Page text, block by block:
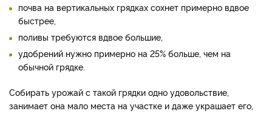
почва на вертикальных грядках сохнет примерно вдвое
быстрее,
поливы требуются вдвое большие,
удобрений нужно примерно на 25% больше, чем на
обычной грядке.
Собирать урожай с такой грядки одно удовольствие,
занимает она мало места на участке и даже украшает его,